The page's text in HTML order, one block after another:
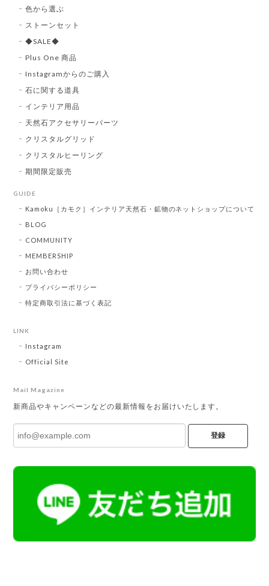
色から選ぶ
ストーンセット
◆SALE◆
Plus One 商品
Instagramからのご購入
石に関する道具
インテリア用品
天然石アクセサリーパーツ
クリスタルグリッド
クリスタルヒーリング
期間限定販売
GUIDE
Kamoku［カモク］インテリア天然石・鉱物のネットショップについて
BLOG
COMMUNITY
MEMBERSHIP
お問い合わせ
プライバシーポリシー
特定商取引法に基づく表記
LINK
Instagram
Official Site
Mail Magazine
新商品やキャンペーンなどの最新情報をお届けいたします。
登録